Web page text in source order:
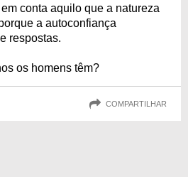
conta aquilo que a natureza
a autoconfiança
respostas.
os homens têm?
COMPARTILHAR